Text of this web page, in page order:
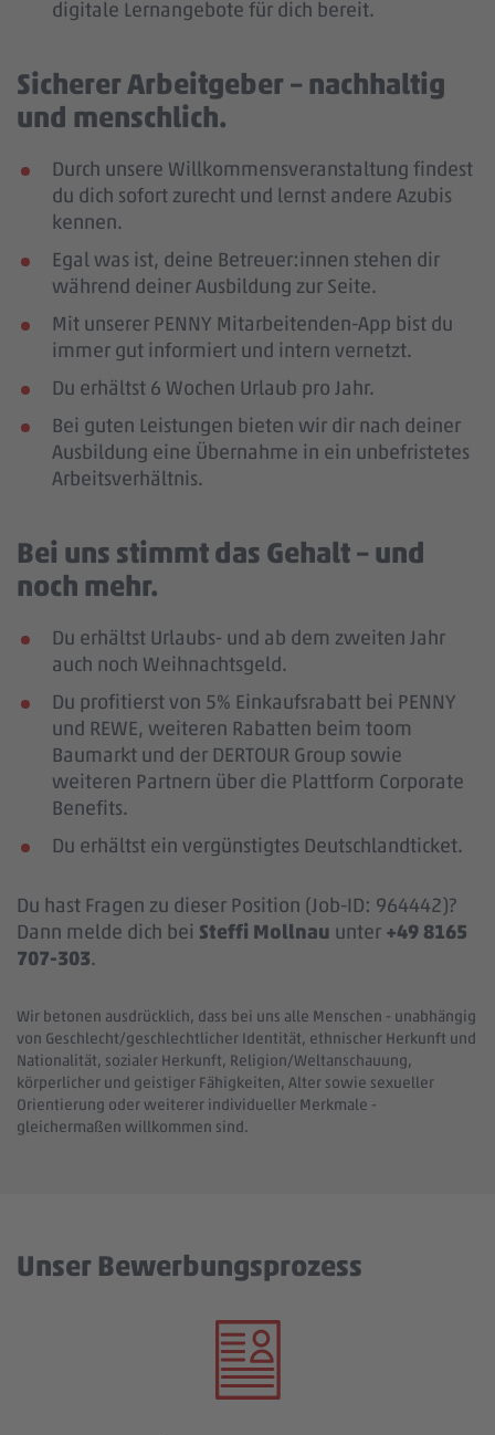
digitale Lernangebote für dich bereit.
Sicherer Arbeitgeber – nachhaltig
und menschlich.
Durch unsere Willkommensveranstaltung findest
du dich sofort zurecht und lernst andere Azubis
kennen.
Egal was ist, deine Betreuer:innen stehen dir
während deiner Ausbildung zur Seite.
Mit unserer PENNY Mitarbeitenden-App bist du
immer gut informiert und intern vernetzt.
Du erhältst 6 Wochen Urlaub pro Jahr.
Bei guten Leistungen bieten wir dir nach deiner
Ausbildung eine Übernahme in ein unbefristetes
Arbeitsverhältnis.
Bei uns stimmt das Gehalt – und
noch mehr.
Du erhältst Urlaubs- und ab dem zweiten Jahr
auch noch Weihnachtsgeld.
Du profitierst von 5% Einkaufsrabatt bei PENNY
und REWE, weiteren Rabatten beim toom
Baumarkt und der DERTOUR Group sowie
weiteren Partnern über die Plattform Corporate
Benefits.
Du erhältst ein vergünstigtes Deutschlandticket.
Du hast Fragen zu dieser Position (Job-ID: 964442)?
Dann melde dich bei Steffi Mollnau unter +49 8165
707-303.
Wir betonen ausdrücklich, dass bei uns alle Menschen - unabhängig
von Geschlecht/geschlechtlicher Identität, ethnischer Herkunft und
Nationalität, sozialer Herkunft, Religion/Weltanschauung,
körperlicher und geistiger Fähigkeiten, Alter sowie sexueller
Orientierung oder weiterer individueller Merkmale -
gleichermaßen willkommen sind.
Unser Bewerbungsprozess